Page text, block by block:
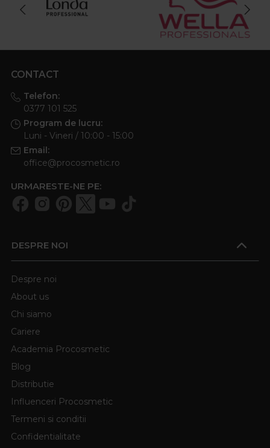
CONTACT
Telefon:
0377 101 525
Program de lucru:
Luni - Vineri / 10:00 - 15:00
Email:
office@procosmetic.ro
URMARESTE-NE PE:
DESPRE NOI
Despre noi
About us
Chi siamo
Cariere
Academia Procosmetic
Blog
Distributie
Influenceri Procosmetic
Termeni si conditii
Confidentialitate